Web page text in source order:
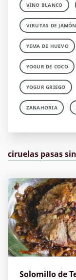
VINO BLANCO
VIRUTAS DE
YEMA DE HUEVO
YOGUR DE COCO
YOGUR GRIEGO
ZANAHORIA
ciruelas pasas
Solomillo de